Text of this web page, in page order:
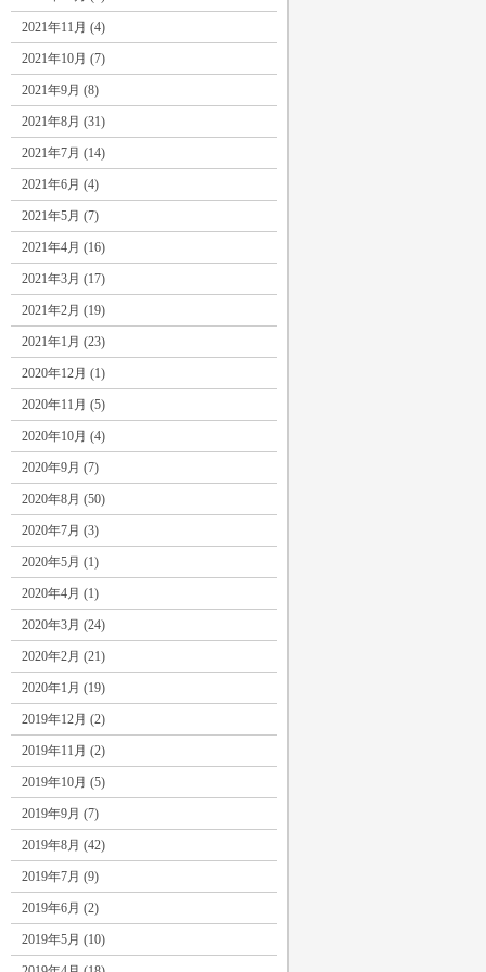
2021年11月 (4)
2021年10月 (7)
2021年9月 (8)
2021年8月 (31)
2021年7月 (14)
2021年6月 (4)
2021年5月 (7)
2021年4月 (16)
2021年3月 (17)
2021年2月 (19)
2021年1月 (23)
2020年12月 (1)
2020年11月 (5)
2020年10月 (4)
2020年9月 (7)
2020年8月 (50)
2020年7月 (3)
2020年5月 (1)
2020年4月 (1)
2020年3月 (24)
2020年2月 (21)
2020年1月 (19)
2019年12月 (2)
2019年11月 (2)
2019年10月 (5)
2019年9月 (7)
2019年8月 (42)
2019年7月 (9)
2019年6月 (2)
2019年5月 (10)